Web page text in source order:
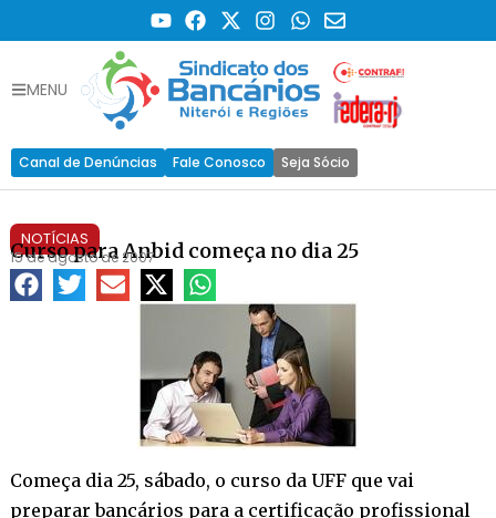
MENU
Canal de Denúncias Fale Conosco Seja Sócio
NOTÍCIAS
Curso para Anbid começa no dia 25
15 de agosto de 2007
Começa dia 25, sábado, o curso da UFF que vai
preparar bancários para a certificação profissional